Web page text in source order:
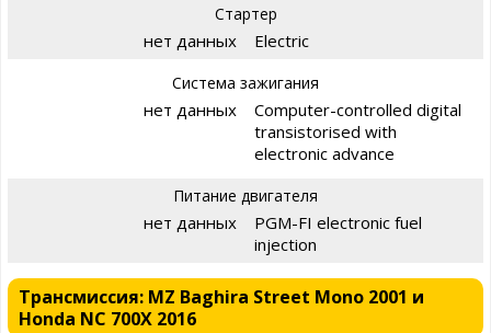
Стартер
нет данных Electric
Система зажигания
нет данных
Computer-controlled digital
transistorised with
electronic advance
Питание двигателя
нет данных
PGM-FI electronic fuel
injection
Трансмиссия: MZ Baghira Street Mono 2001 и
Honda NC 700X 2016